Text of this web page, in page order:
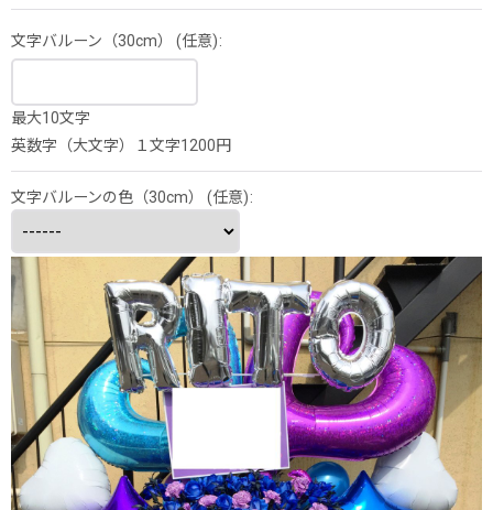
文字バルーン（30cm） (任意):
最大10文字
英数字（大文字）１文字1200円
文字バルーンの色（30cm） (任意):